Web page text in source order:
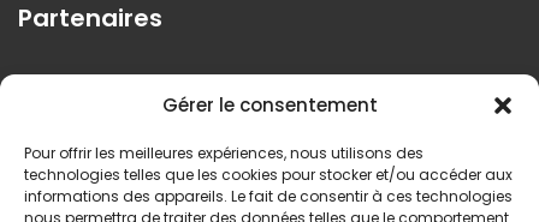
Gérer le consentement
Pour offrir les meilleures expériences, nous utilisons des
technologies telles que les cookies pour stocker et/ou accéder aux
informations des appareils. Le fait de consentir à ces technologies
nous permettra de traiter des données telles que le comportement
Partenaires